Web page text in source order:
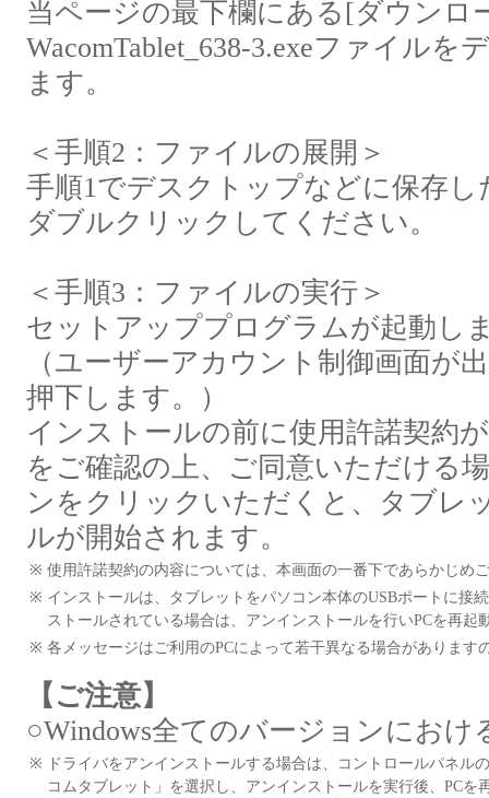
当ページの最下欄にある[ダウンロ
WacomTablet_638-3.exeファイル
ます。
＜手順2：ファイルの展開＞
手順1でデスクトップなどに保存し
ダブルクリックしてください。
＜手順3：ファイルの実行＞
セットアッププログラムが起動し
（ユーザーアカウント制御画面が
押下します。）
インストールの前に使用許諾契約
をご確認の上、ご同意いただける
ンをクリックいただくと、タブレ
ルが開始されます。
※ 使用許諾契約の内容については、本画面の一番下であらかじめ
※ インストールは、タブレットをパソコン本体のUSBポートに接
ストールされている場合は、アンインストールを行いPCを再起
※ 各メッセージはご利用のPCによって若干異なる場合があります
【ご注意】
○Windows全てのバージョンにおけ
※
ドライバをアンインストールする場合は、コントロールパネル
コムタブレット」を選択し、アンインストールを実行後、PCを